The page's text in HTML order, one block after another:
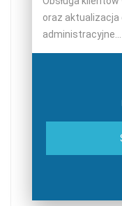
oraz aktualizacja
administracyjne...